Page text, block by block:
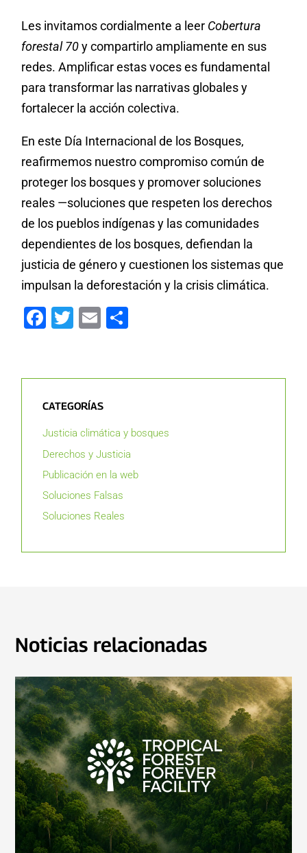
Les invitamos cordialmente a leer Cobertura
forestal 70y compartirlo ampliamente en sus
redes. Amplificar estas voces es fundamental
para transformar las narrativas globales y
fortalecer la acción colectiva.
En este Día Internacional de los Bosques,
reafirmemos nuestro compromiso común de
proteger los bosques y promover soluciones
reales —soluciones que respeten los derechos
de los pueblos indígenas y las comunidades
dependientes de los bosques, defiendan la
justicia de género y cuestionen los sistemas que
impulsan la deforestación y la crisis climática.
Facebook
Twitter
Email
CATEGORÍAS
Justicia climática y bosques
Derechos y Justicia
Publicación en la web
Soluciones Falsas
Soluciones Reales
Noticias relacionadas